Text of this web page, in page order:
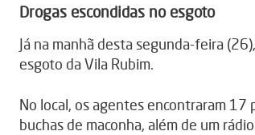
Drogas escondidas no esgoto
Já na manhã desta segunda-feira
esgoto da Vila Rubim.
No local, os agentes encontraram 17
buchas de maconha, além de um